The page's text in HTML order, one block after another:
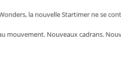
la nouvelle Startimer ne se
mouvement. Nouveaux cadrans.